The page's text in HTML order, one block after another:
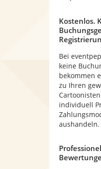
Kostenlos.
Bei
keine
bekommen
zu Ihren
individuell
aushandeln.